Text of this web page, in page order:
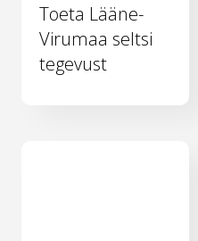
Toeta Lääne-
Virumaa seltsi
tegevust